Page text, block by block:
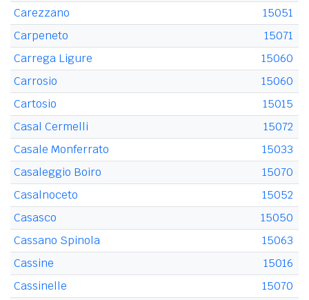
Carezzano
15051
Carpeneto
15071
Carrega Ligure
15060
Carrosio
15060
Cartosio
15015
Casal Cermelli
15072
Casale Monferrato
15033
Casaleggio Boiro
15070
Casalnoceto
15052
Casasco
15050
Cassano Spinola
15063
Cassine
15016
Cassinelle
15070